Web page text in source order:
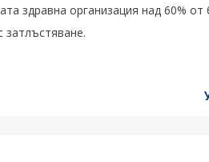
здравна организация над 60%
затлъстяване.